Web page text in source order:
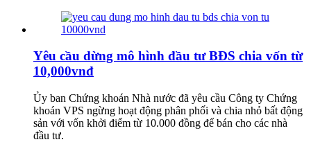
Yêu cầu dừng mô hình đầu tư BĐS chia vốn từ
10,000vnđ
Ủy ban Chứng khoán Nhà nước đã yêu cầu Công ty Chứng
khoán VPS ngừng hoạt động phân phối và chia nhỏ bất động
sản với vốn khởi điểm từ 10.000 đồng để bán cho các nhà
đầu tư.